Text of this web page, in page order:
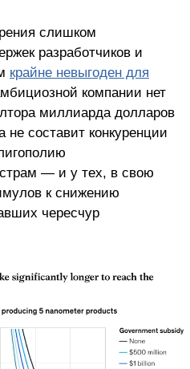
слишком
разработчиков и
крайне невыгоден для
компании нет
миллиарда долларов
не составит конкуренции
— и у тех, в свою
к снижению
чересчур